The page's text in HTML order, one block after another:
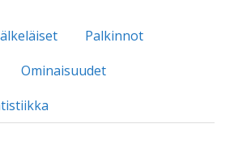
Palkinnot
Ominaisuudet